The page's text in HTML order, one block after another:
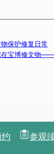
保护修复日常
宝博修文物——
约 参观